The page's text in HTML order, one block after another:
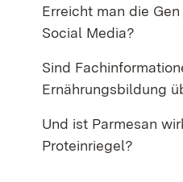
Erreicht man die
Social Media?
Sind
Ernährungsbildung
Und ist Parmesan
Proteinriegel?